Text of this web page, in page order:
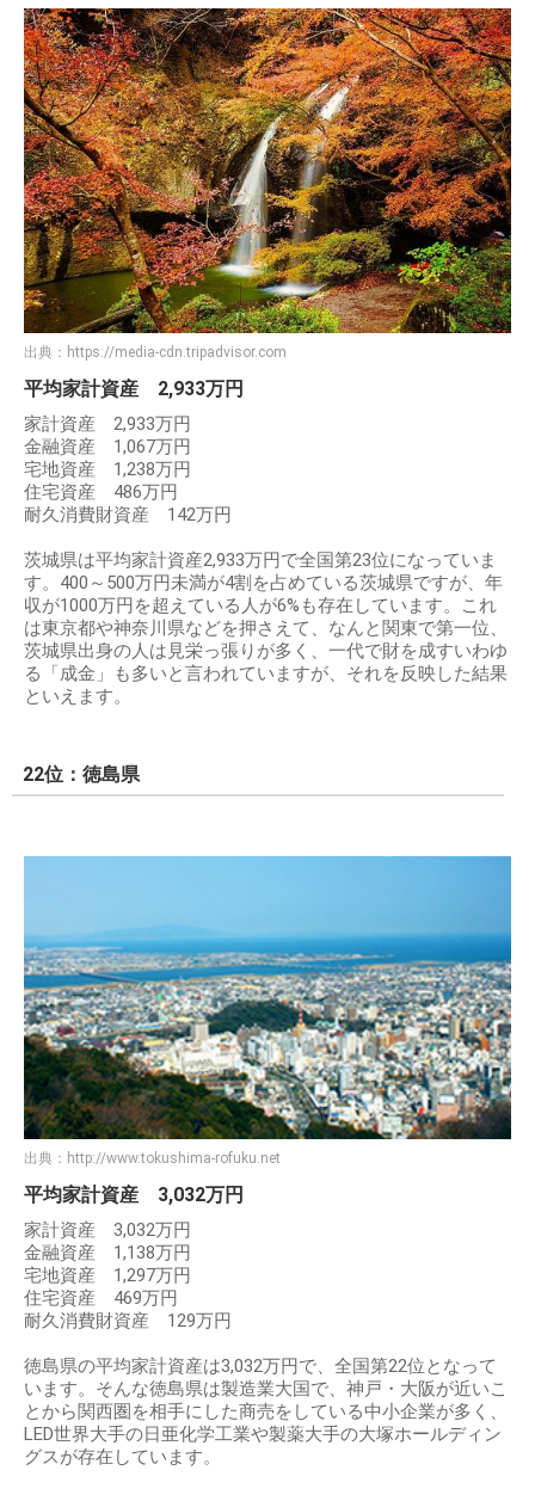
出典： https://media-cdn.tripadvisor.com
平均家計資産 2,933万円
家計資産 2,933万円
金融資産 1,067万円
宅地資産 1,238万円
住宅資産 486万円
耐久消費財資産 142万円
茨城県は平均家計資産2,933万円で全国第23位になっていま
す。400～500万円未満が4割を占めている茨城県ですが、年
収が1000万円を超えている人が6%も存在しています。これ
は東京都や神奈川県などを押さえて、なんと関東で第一位、
茨城県出身の人は見栄っ張りが多く、一代で財を成すいわゆ
る「成金」も多いと言われていますが、それを反映した結果
といえます。
22位：徳島県
出典： http://www.tokushima-rofuku.net
平均家計資産 3,032万円
家計資産 3,032万円
金融資産 1,138万円
宅地資産 1,297万円
住宅資産 469万円
耐久消費財資産 129万円
徳島県の平均家計資産は3,032万円で、全国第22位となって
います。そんな徳島県は製造業大国で、神戸・大阪が近いこ
とから関西圏を相手にした商売をしている中小企業が多く、
LED世界大手の日亜化学工業や製薬大手の大塚ホールディン
グスが存在しています。